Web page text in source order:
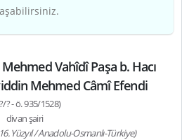
Vahîdî Paşa b. Hacı
Mehmed Câmî Efendi
? - ö. 935/1528)
divan şairi
Yüzyıl / Anadolu-Osmanlı-Türkiye)